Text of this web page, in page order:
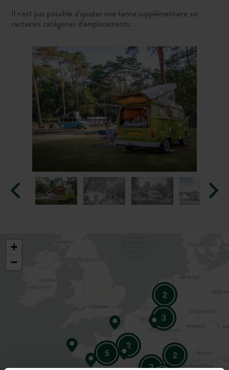
Il n'est pas possible d'ajouter une tente supplémentaire sur
certaines catégories d'emplacements.
2
3
2
5
2
2
+
−